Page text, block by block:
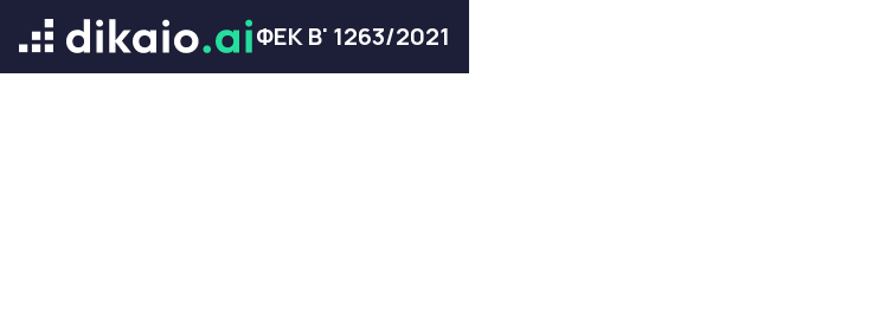
ΦΕΚ Β' 1263/2021